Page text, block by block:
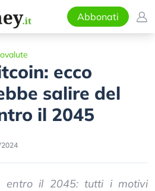
Abbonati
ecco
salire del
il 2045
entro il 2045: tutti i motivi